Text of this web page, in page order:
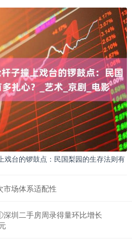
戏台的锣鼓点：民国梨园的生存法则有
市场体系适配性
圳二手房周录得量环比增长